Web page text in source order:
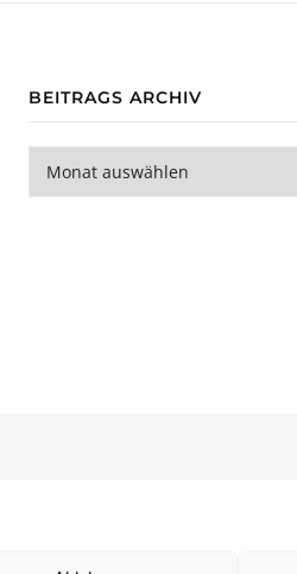
BEITRAGS ARCHIV
Beitrags Archiv